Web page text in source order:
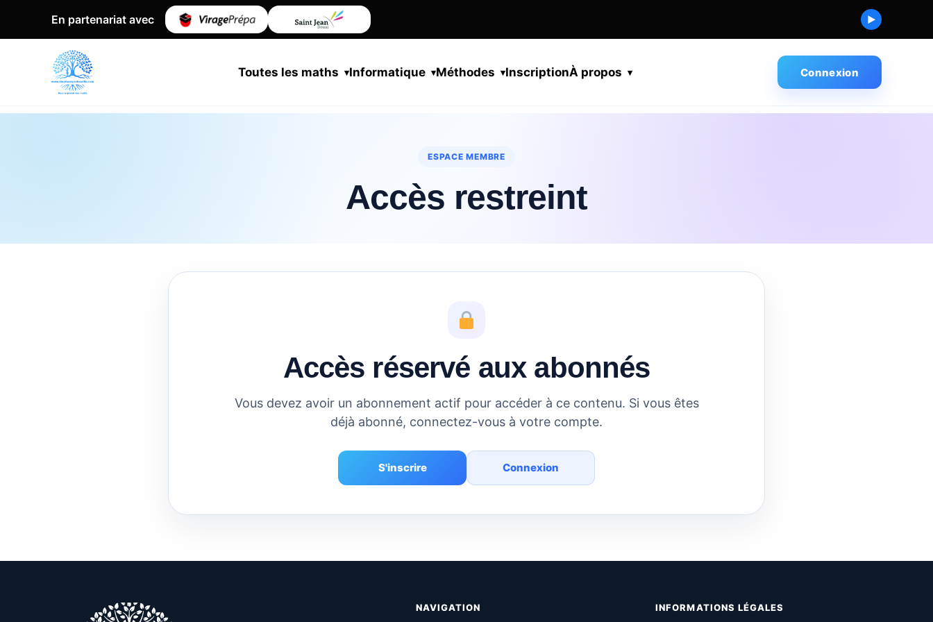
En partenariat avec ▶
Toutes les maths Informatique Méthodes InscriptionÀ propos Connexion
ESPACE MEMBRE
Accès restreint
Accès réservé aux abonnés
Vous devez avoir un abonnement actif pour accéder à ce contenu. Si vous êtes
déjà abonné, connectez-vous à votre compte.
S'inscrire Connexion
NAVIGATION INFORMATIONS LÉGALES